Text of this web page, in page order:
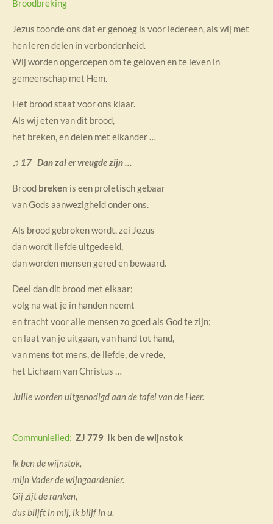
Broodbreking
Jezus toonde ons dat er genoeg is voor iedereen, als wij met
hen leren delen in verbondenheid.
Wij worden opgeroepen om te geloven en te leven in
gemeenschap met Hem.
Het brood staat voor ons klaar.
Als wij eten van dit brood,
het breken, en delen met elkander …
♫ 17 Dan zal er vreugde zijn …
Brood breken is een profetisch gebaar
van Gods aanwezigheid onder ons.
Als brood gebroken wordt, zei Jezus
dan wordt liefde uitgedeeld,
dan worden mensen gered en bewaard.
Deel dan dit brood met elkaar;
volg na wat je in handen neemt
en tracht voor alle mensen zo goed als God te zijn;
en laat van je uitgaan, van hand tot hand,
van mens tot mens, de liefde, de vrede,
het Lichaam van Christus …
Jullie worden uitgenodigd aan de tafel van de Heer.
Communielied: ZJ 779 Ik ben de wijnstok
Ik ben de wijnstok,
mijn Vader de wijngaardenier.
Gij zijt de ranken,
dus blijft in mij, ik blijf in u,